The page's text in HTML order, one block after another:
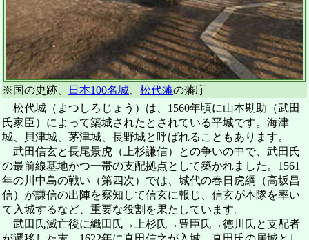
※国の史跡、 日本100名城 、松代藩の藩庁
松代城（まつしろじょう）は、1560年頃に山本勘助（武田
氏家臣）によって築城されたとされている平城です。海津
城、貝津城、茅津城、長野城と呼ばれることもあります。
武田信玄と長尾景虎（上杉謙信）との争いの中で、武田氏
の最前線基地かつ一帯の支配拠点として築かれました。1561
年の川中島の戦い（第四次）では、城代の春日虎綱（高坂昌
信）が謙信の出陣を察知して信玄に報じ、信玄が本隊を率い
て入城するなど、重要な役割を果たしています。
武田氏滅亡後に織田氏→上杉氏→豊臣氏→徳川氏と支配者